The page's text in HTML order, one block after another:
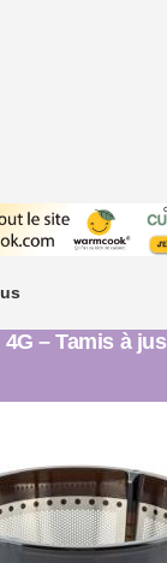
– Tamis à jus